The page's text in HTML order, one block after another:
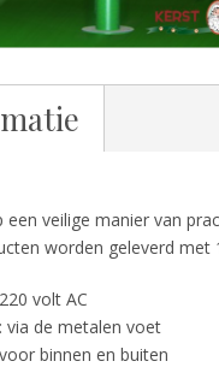
een veilige manier van
worden geleverd met
volt AC
via de metalen voet
binnen en buiten